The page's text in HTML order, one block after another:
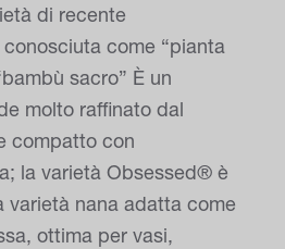
di recente
come “pianta
sacro” È un
molto raffinato dal
compatto con
la varietà Obsessed® è
varietà nana adatta come
ottima per vasi,